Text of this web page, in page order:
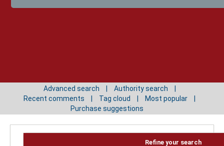
Advanced search
Authority search
Recent comments
Tag cloud
Most popular
Purchase suggestions
Refine your search